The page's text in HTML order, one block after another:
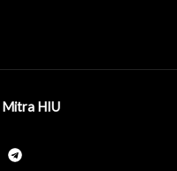
Mitra HIU